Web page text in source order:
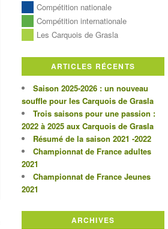
Compétition nationale
Compétition internationale
Les Carquois de Grasla
ARTICLES RÉCENTS
Saison 2025-2026 : un nouveau
souffle pour les Carquois de Grasla
Trois saisons pour une passion :
2022 à 2025 aux Carquois de Grasla
Résumé de la saison 2021 -2022
Championnat de France adultes
2021
Championnat de France Jeunes
2021
ARCHIVES